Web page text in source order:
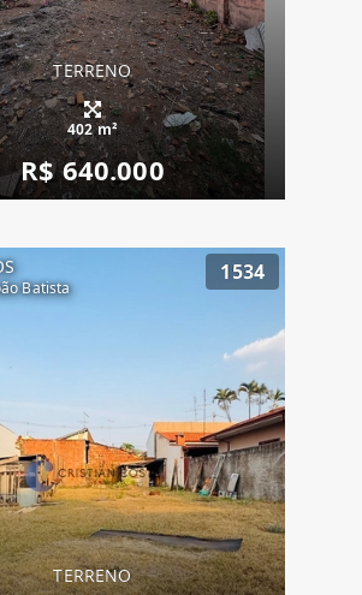
TERRENO
402 m²
R$ 640.000
Batista
1534
TERRENO